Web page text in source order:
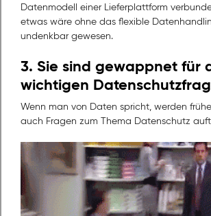
Datenmodell einer Lieferplattform
etwas wäre ohne das flexible
undenkbar gewesen.
3. Sie sind gewappnet für
wichtigen
Wenn man von Daten spricht, werden
auch Fragen zum Thema Datenschutz